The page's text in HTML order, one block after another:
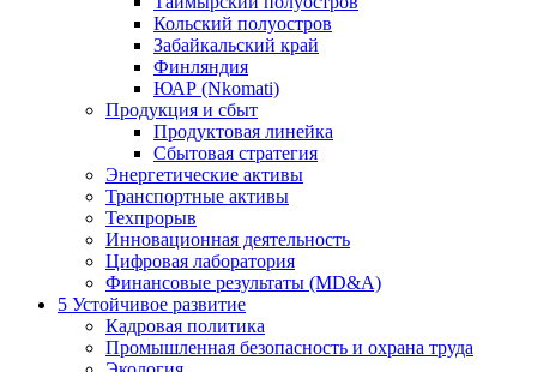
Кольский полуостров
Забайкальский край
Финляндия
ЮАР (Nkomati)
Продукция и сбыт
Продуктовая линейка
Сбытовая стратегия
Энергетические активы
Транспортные активы
Техпрорыв
Инновационная деятельность
Цифровая лаборатория
Финансовые результаты (MD&A)
5 Устойчивое развитие
Кадровая политика
Промышленная безопасность и охрана труда